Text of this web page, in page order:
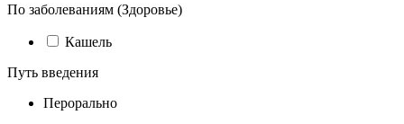
По заболеваниям (Здоровье)
Кашель
Путь введения
Перорально